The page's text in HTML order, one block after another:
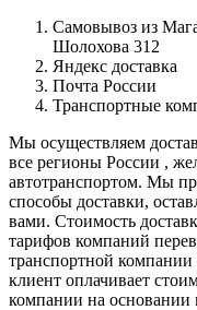
Самовывоз из
Шолохова 312
Яндекс доставка
Почта России
Транспортные
Мы осуществляем
все регионы России ,
автотранспортом. Мы
способы доставки,
вами. Стоимость
тарифов компаний
транспортной компании
клиент оплачивает
компании на основании